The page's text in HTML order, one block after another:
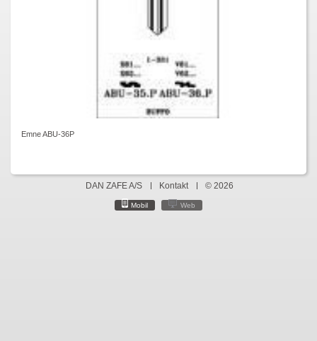
Emne ABU-36P
DAN ZAFE A/S Kontakt © 2026
Mobil Web